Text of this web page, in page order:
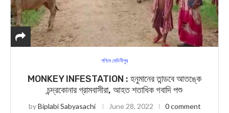
পশ্চিম মেদিনীপুর
MONKEY INFESTATION : হনুমানের তান্ডবে আতঙ্কে
চন্দ্রকোনার গ্রামবাসীরা, আহত শতাধিক গবাদি পশু
byBiplabi Sabyasachi June 28, 2022 0 comment